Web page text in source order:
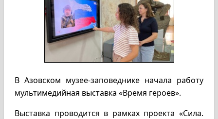
В Азовском музее-заповеднике начала работу
мультимедийная выставка «Время героев».
Выставка проводится в рамках проекта «Сила.